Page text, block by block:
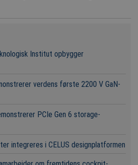
Institut opbygger
verdens første 2200 V GaN-
PCIe Gen 6 storage-
integreres i CELUS designplatformen